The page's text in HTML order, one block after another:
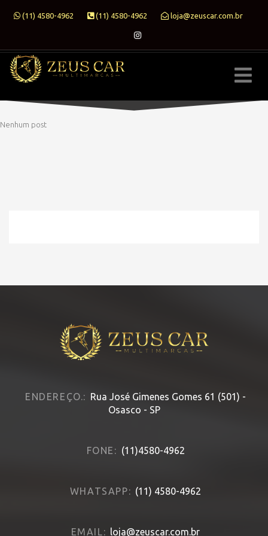
(11) 4580-4962 (11) 4580-4962 loja@zeuscar.com.br
Nenhum post
ENDEREÇO.: Rua José Gimenes Gomes 61 (501) -
Osasco - SP
FONE: (11)4580-4962
WHATSAPP: (11) 4580-4962
EMAIL: loja@zeuscar.com.br